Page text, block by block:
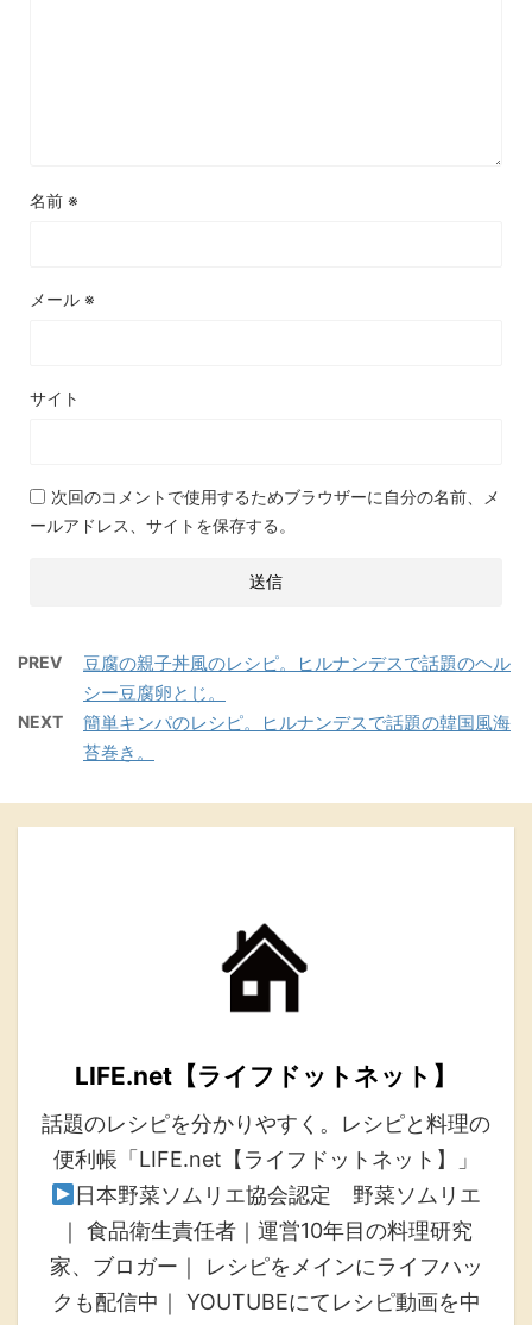
名前 ※
メール ※
サイト
次回のコメントで使用するためブラウザーに自分の名前、メ
ールアドレス、サイトを保存する。
PREV
豆腐の親子丼風のレシピ。ヒルナンデスで話題のヘル
シー豆腐卵とじ。
NEXT
簡単キンパのレシピ。ヒルナンデスで話題の韓国風海
苔巻き。
LIFE.net【ライフドットネット】
話題のレシピを分かりやすく。レシピと料理の
便利帳「LIFE.net【ライフドットネット】」
日本野菜ソムリエ協会認定 野菜ソムリエ
｜ 食品衛生責任者｜運営10年目の料理研究
家、ブロガー｜ レシピをメインにライフハッ
クも配信中｜ YOUTUBEにてレシピ動画を中